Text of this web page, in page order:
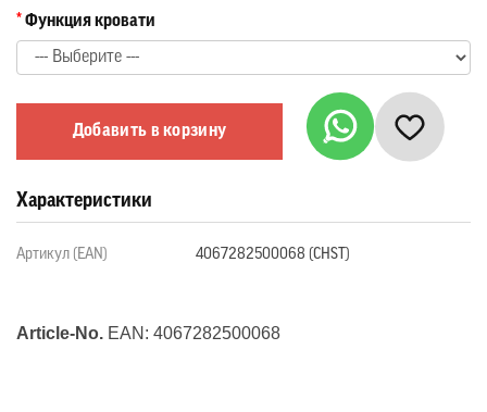
Функция кровати
Добавить в корзину
Характеристики
Артикул (EAN) 4067282500068 (CHST)
Article-No. EAN: 4067282500068